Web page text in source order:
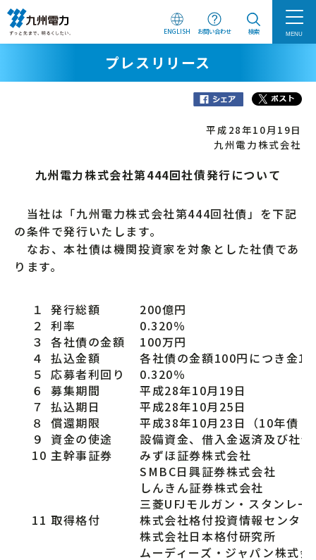
ENGLISH お問い合わせ 検索 MENU
プレスリリース
平成28年10月19日
九州電力株式会社
九州電力株式会社第444回社債発行について
当社は「九州電力株式会社第444回社債」を下記
の条件で発行いたします。
なお、本社債は機関投資家を対象とした社債であ
ります。
１ 発行総額
200億円
２ 利率
0.320％
３ 各社債の金額
100万円
４ 払込金額
各社債の金額100円につき金
５ 応募者利回り
0.320％
６
募集期間
平成28年10月19日
７ 払込期日
平成28年10月25日
８
償還期限
平成38年10月23日（10年債：
９
資金の使途
設備資金、借入金返済及び社
10 主幹事証券
みずほ証券株式会社
SMBC日興証券株式会社
しんきん証券株式会社
三菱UFJモルガン・スタンレー
11 取得格付
株式会社格付投資情報センター
株式会社日本格付研究所
ムーディーズ・ジャパン株式会